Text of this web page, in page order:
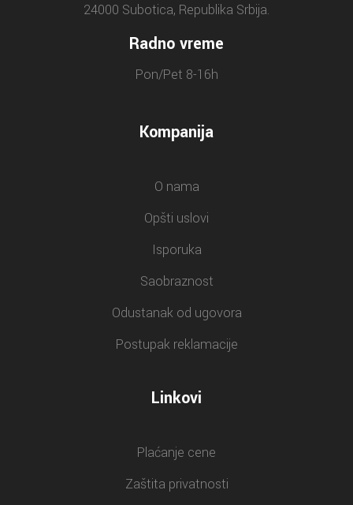
24000 Subotica, Republika Srbija.
Radno vreme
Pon/Pet 8-16h
Kompanija
O nama
Opšti uslovi
Isporuka
Saobraznost
Odustanak od ugovora
Postupak reklamacije
Linkovi
Plaćanje cene
Zaštita privatnosti